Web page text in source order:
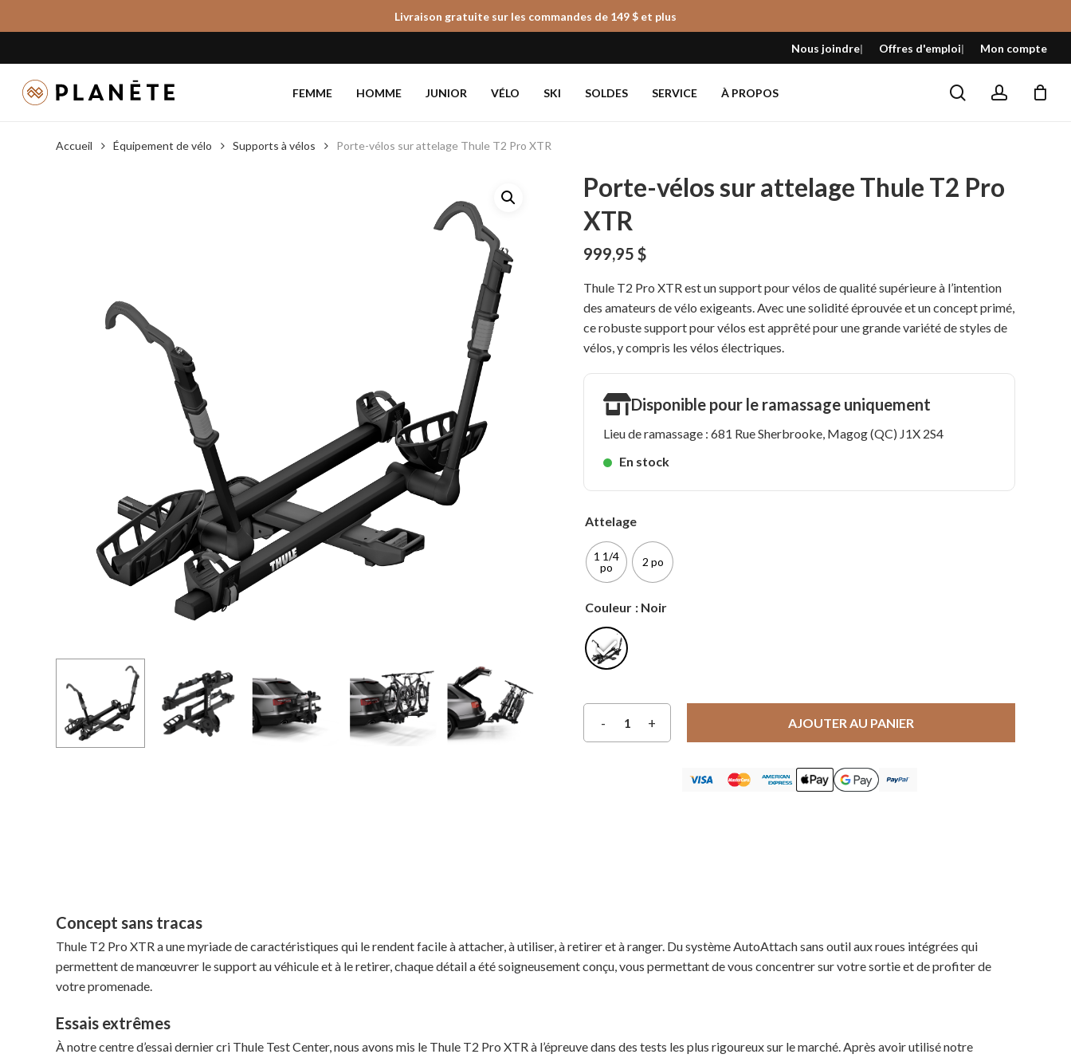
to
content
Livraison gratuite sur les commandes de 149 $ et plus
Nous joindre Offres d'emploi Mon compte
FEMME HOMME JUNIOR VÉLO SKI SOLDES SERVICE À PROPOS searchaccount
Fermer
le
panier
Accueil Équipement de vélo Supports à vélos Porte-vélos sur attelage Thule T2 Pro XTR
Porte-vélos sur attelage Thule T2 Pro
XTR
999,95$
Thule T2 Pro XTR est un support pour vélos de qualité supérieure à l’intention
des amateurs de vélo exigeants. Avec une solidité éprouvée et un concept primé,
ce robuste support pour vélos est apprêté pour une grande variété de styles de
vélos, y compris les vélos électriques.
Disponible pour le ramassage uniquement
Lieu de ramassage : 681 Rue Sherbrooke, Magog (QC) J1X 2S4
En stock
Attelage
1 1/4
po
2 po
Couleur : Noir
AJOUTER AU PANIER
Concept sans tracas
Thule T2 Pro XTR a une myriade de caractéristiques qui le rendent facile à attacher, à utiliser, à retirer et à ranger. Du système AutoAttach sans outil aux roues intégrées qui
permettent de manœuvrer le support au véhicule et à le retirer, chaque détail a été soigneusement conçu, vous permettant de vous concentrer sur votre sortie et de profiter de
votre promenade.
Essais extrêmes
À notre centre d’essai dernier cri Thule Test Center, nous avons mis le Thule T2 Pro XTR à l’épreuve dans des tests les plus rigoureux sur le marché. Après avoir utilisé notre